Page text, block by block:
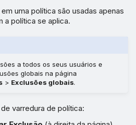
uma política são usadas apenas
a política se aplica.
a todos os seus usuários e
globais na página
> Exclusões globais.
varredura de política: